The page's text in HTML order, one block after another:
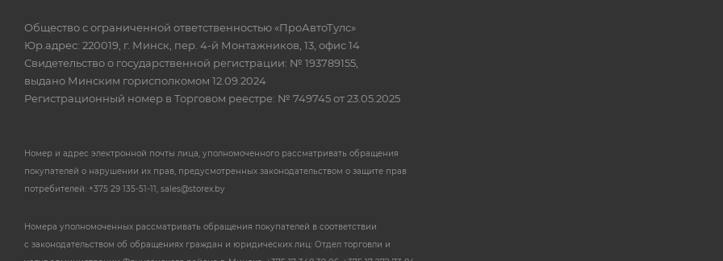
Общество с ограниченной ответственностью «ПроАвтоТулс»
Юр.адрес: 220019, г. Минск, пер. 4-й Монтажников, 13, офис 14
Свидетельство о государственной регистрации: № 193789155,
выдано Минским горисполкомом 12.09.2024
Регистрационный номер в Торговом реестре: № 749745 от 23.05.2025
Номер и адрес электронной почты лица, уполномоченного рассматривать обращения
покупателей о нарушении их прав, предусмотренных законодательством о защите прав
потребителей: +375 29 135-51-11, sales@storex.by
Номера уполномоченных рассматривать обращения покупателей в соответствии
с законодательством об обращениях граждан и юридических лиц: Отдел торговли и